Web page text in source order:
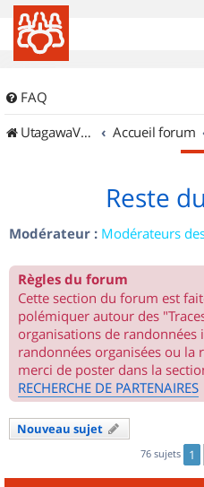
FAQ
UtagawaVTT (Randos VTT et VTTAE avec traces GPS)
Accueil forum
Reste
Modérateur : Modérateurs
Règles du forum
Cette section du forum est
polémiquer autour des
organisations de
randonnées organisées ou la
merci de poster dans la
RECHERCHE DE PARTENAIRES
Nouveau sujet
76 sujets 1